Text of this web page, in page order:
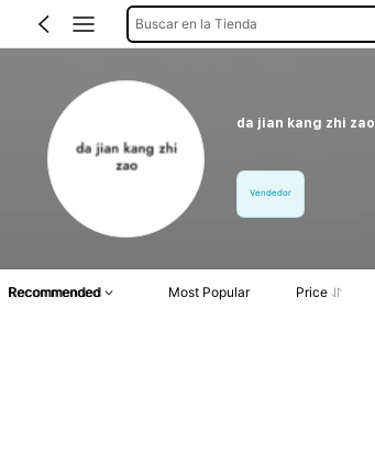
Buscar en la Tienda
da jian kang zhi zao
Vendedor
Recommended Most Popular Price